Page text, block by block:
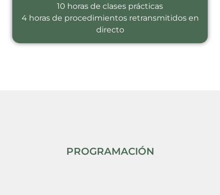
10 horas de clases prácticas
4 horas de procedimientos retransmitidos en
directo
PROGRAMACIÓN